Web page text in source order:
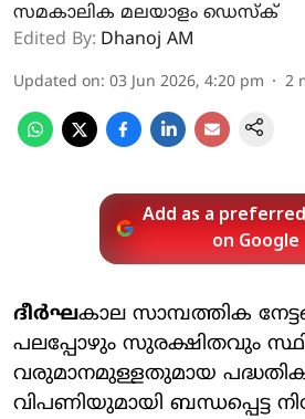
സമകാലിക മലയാളം ഡെസ്ക്
Edited By: Dhanoj AM
Updated on: 03 Jun 2026, 4:20 pm 2
Add as a
on Google
ദീർഘകാല സാമ്പത്തിക
പലപ്പോഴും സുരക്ഷിതവും
വരുമാനമുള്ളതുമായ
വിപണിയുമായി ബന്ധപ്പെട്ട